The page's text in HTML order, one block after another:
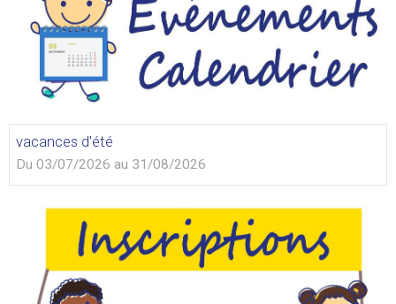
vacances d'été
Du 03/07/2026 au 31/08/2026